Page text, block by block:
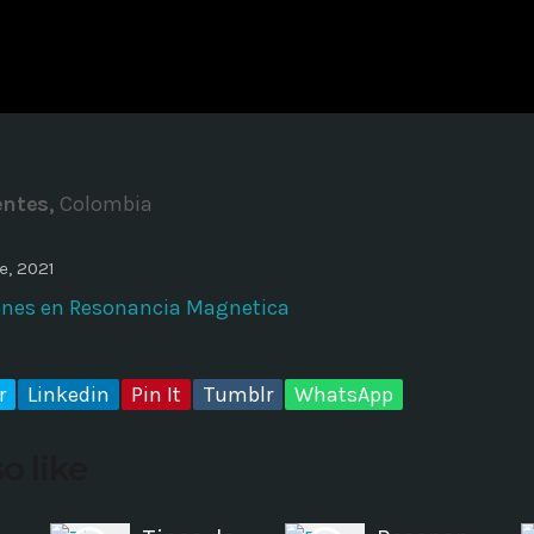
Time
Colombia
2021
en Resonancia Magnetica
Linkedin Pin It Tumblr WhatsApp